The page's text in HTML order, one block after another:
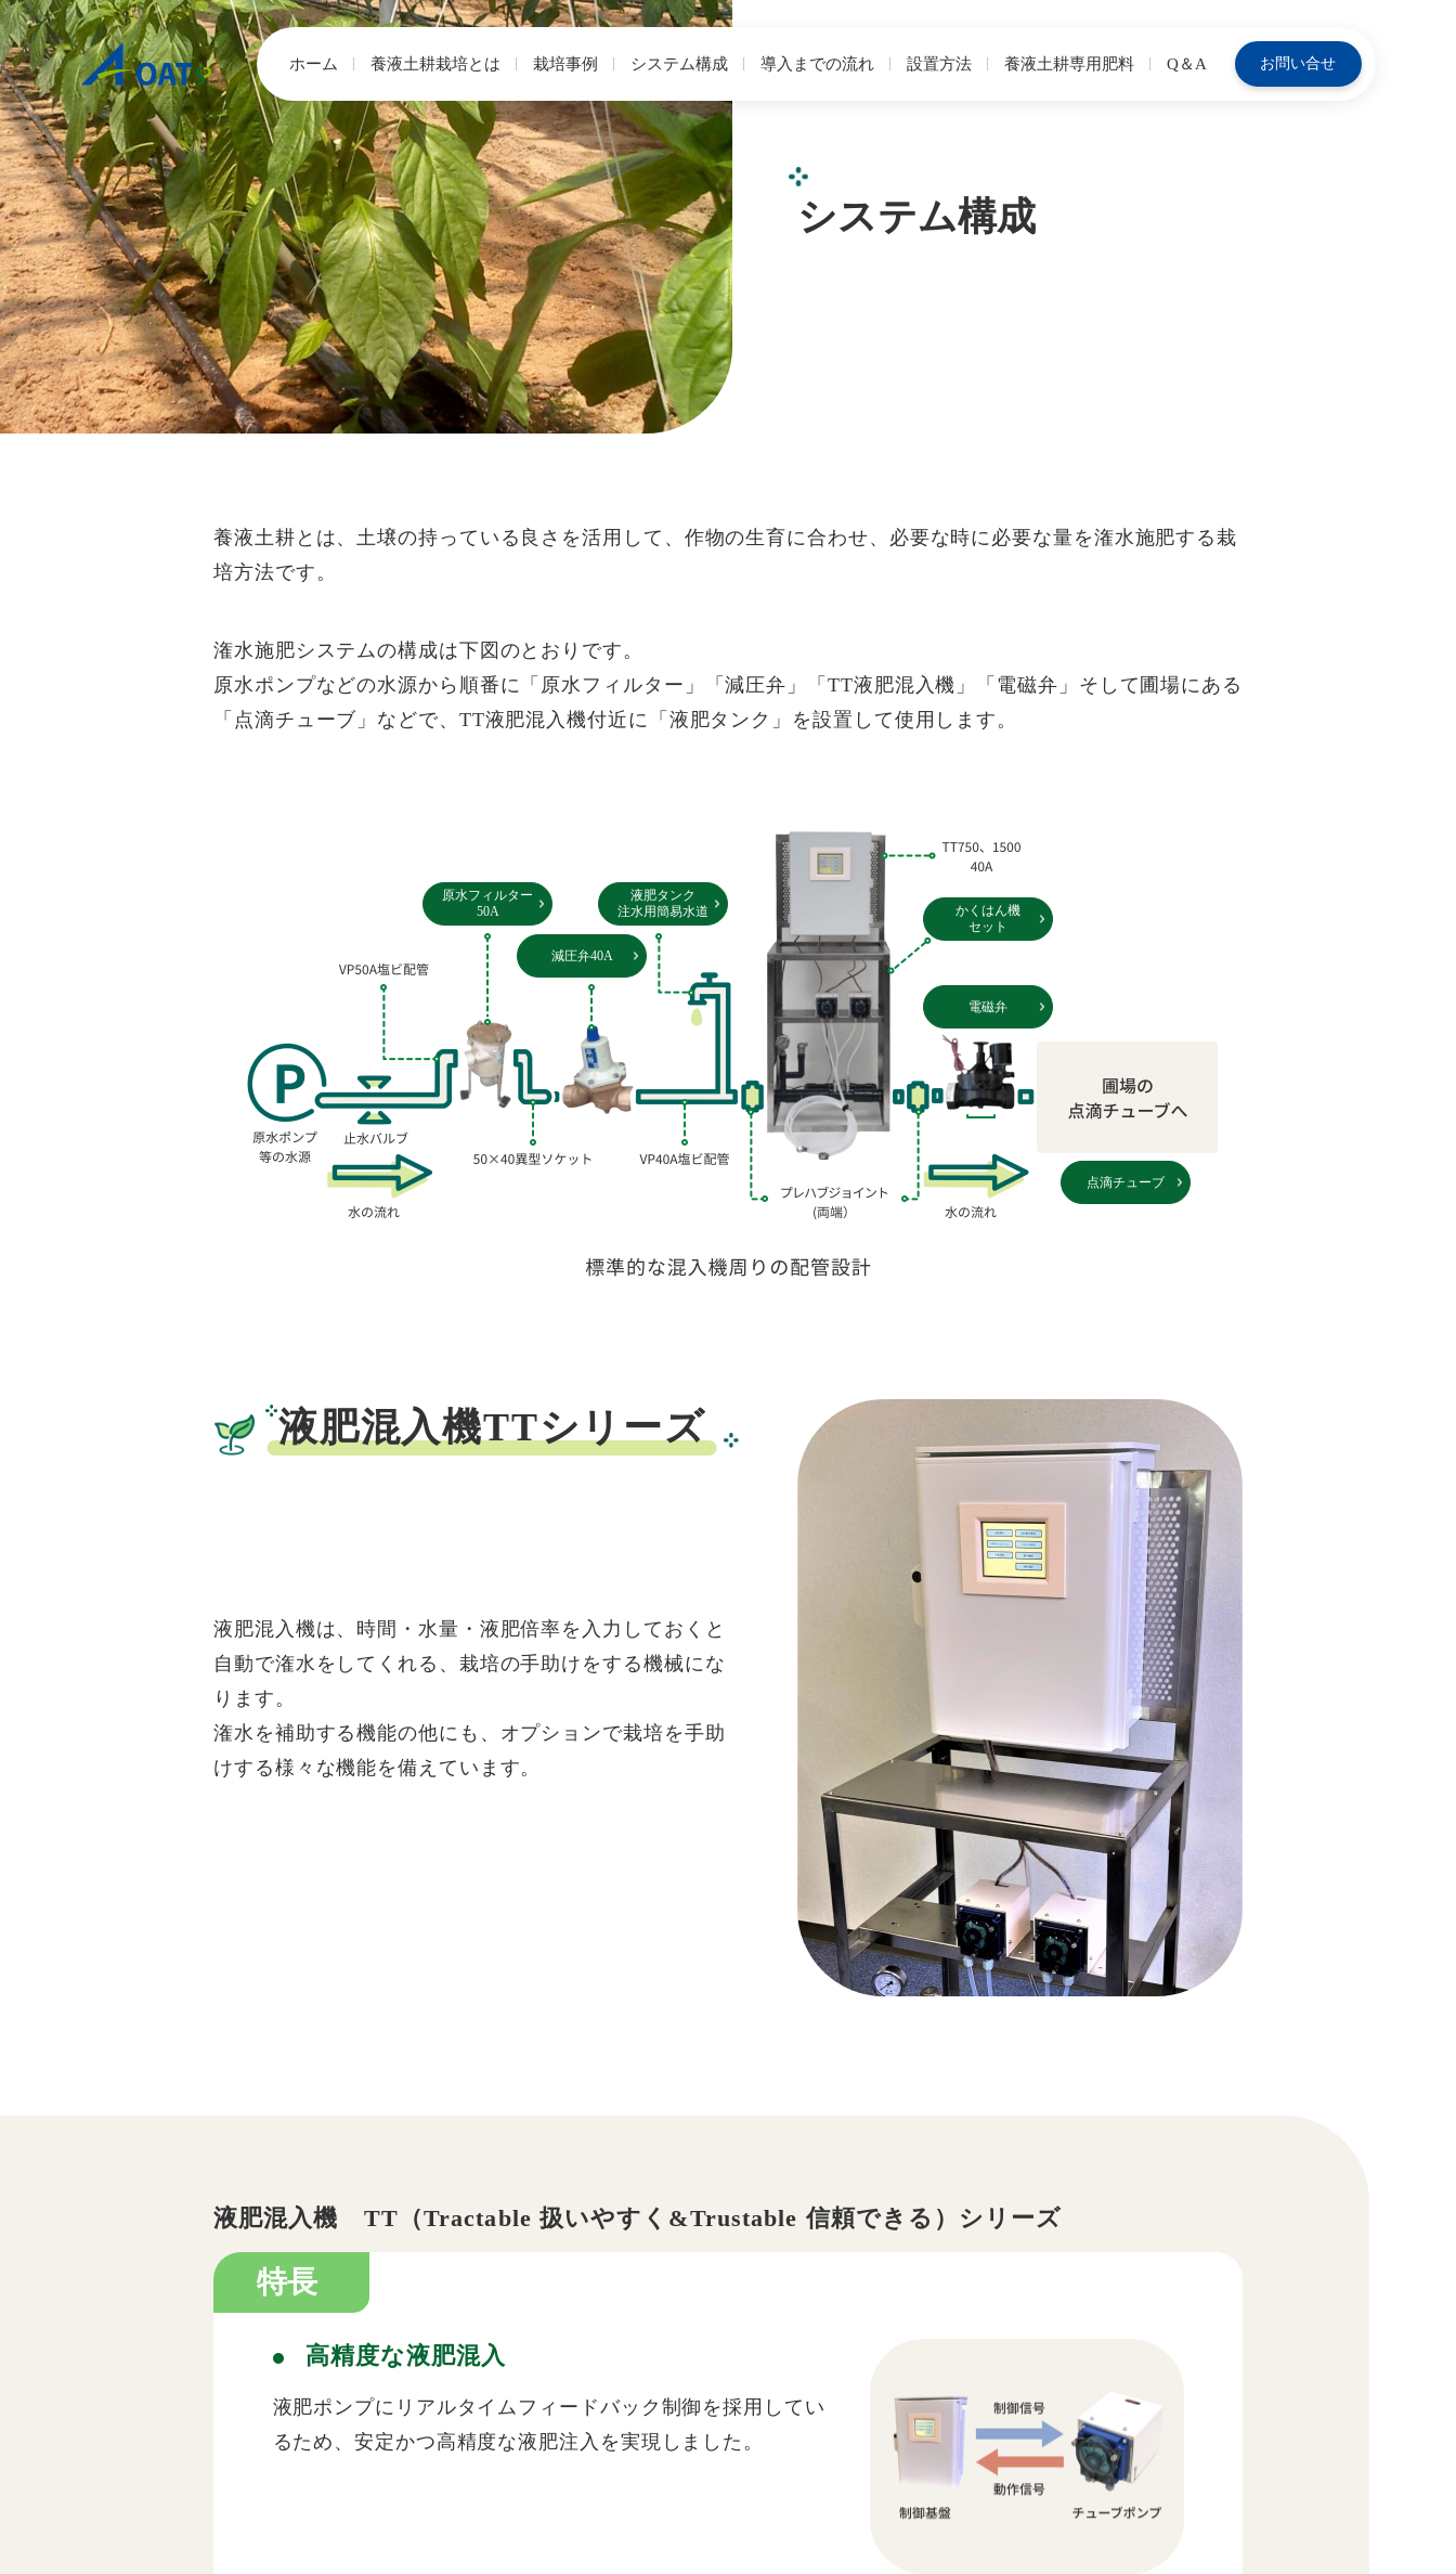
ホーム 養液土耕栽培とは 栽培事例 システム構成 導入までの流れ 設置方法 養液土耕専用肥料 Q＆A お問い合せ
システム構成
養液土耕とは、土壌の持っている良さを活用して、作物の生育に合わせ、必要な時に必要な量を潅水施肥する栽
培方法です。
潅水施肥システムの構成は下図のとおりです。
原水ポンプなどの水源から順番に「原水フィルター」「減圧弁」「TT液肥混入機」「電磁弁」そして圃場にある
「点滴チューブ」などで、TT液肥混入機付近に「液肥タンク」を設置して使用します。
原水フィルター
50A
減圧弁40A
液肥タンク
注水用簡易水道
かくはん機
セット
電磁弁
点滴チューブ
液肥混入機TTシリーズ
液肥混入機は、時間・水量・液肥倍率を入力しておくと
自動で潅水をしてくれる、栽培の手助けをする機械にな
ります。
潅水を補助する機能の他にも、オプションで栽培を手助
けする様々な機能を備えています。
液肥混入機 TT （Tractable 扱いやすく&Trustable 信頼できる）シリーズ
特長
高精度な液肥混入
液肥ポンプにリアルタイムフィードバック制御を採用してい
るため、安定かつ高精度な液肥注入を実現しました。